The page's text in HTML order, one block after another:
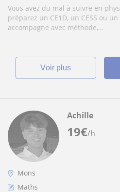
Vous avez du mal à suivre en
préparez un CE1D, un CESS ou
accompagne avec méthode,...
voir plus
19€/h
Achille
Mons
Maths